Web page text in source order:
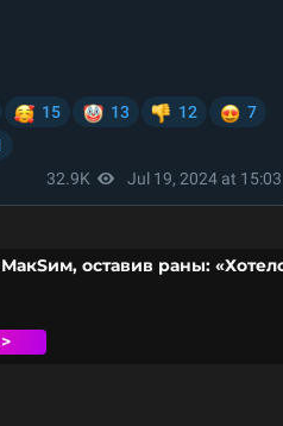
оставив раны: